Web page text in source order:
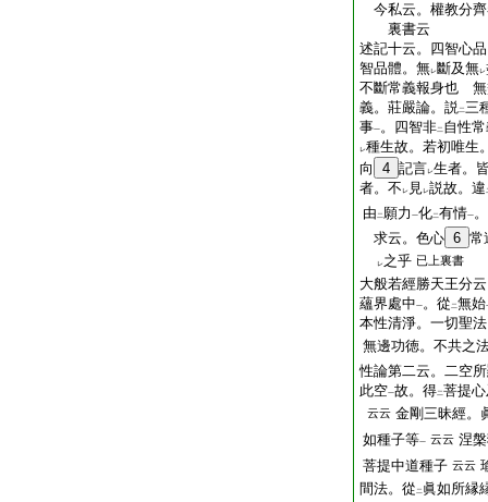
今私云。權教分
裏書云
述記十云。四智心
智品體。無レ斷及無レ
不斷常義報身也 無
義。莊嚴論。説二三
事一。四智非二 自性
レ種生故。若初唯生
向
4 記言レ生者。
者。不 レ 見レ説故。違
由 二願力 一化二有情一
求云。色心 6 常
レ之乎 已上裏書
大般若經勝天王分
蘊界處中一。從 二無始
本性清淨。一切聖
無邊功徳。不共之
性論第二云。二空
此空一故。得二菩提
云云 金剛三昧經。
如種子等一 云云 涅
菩提中道種子 云云
間法。從 二 眞如所縁